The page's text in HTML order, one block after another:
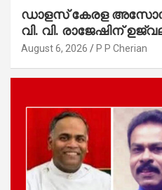
ഡാളസ് കേരള
August 6, 2026 P P Cherian